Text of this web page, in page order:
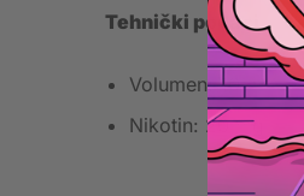
Tehnički podaci
Volumen: 10 ml
Nikotin: 20 mg